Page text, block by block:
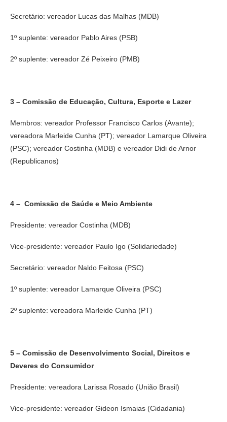
Secretário: vereador Lucas das Malhas (MDB)
1º suplente: vereador Pablo Aires (PSB)
2º suplente: vereador Zé Peixeiro (PMB)
3 – Comissão de Educação, Cultura, Esporte e Lazer
Membros: vereador Professor Francisco Carlos (Avante);
vereadora Marleide Cunha (PT); vereador Lamarque Oliveira
(PSC); vereador Costinha (MDB) e vereador Didi de Arnor
(Republicanos)
4 – Comissão de Saúde e Meio Ambiente
Presidente: vereador Costinha (MDB)
Vice-presidente: vereador Paulo Igo (Solidariedade)
Secretário: vereador Naldo Feitosa (PSC)
1º suplente: vereador Lamarque Oliveira (PSC)
2º suplente: vereadora Marleide Cunha (PT)
5 – Comissão de Desenvolvimento Social, Direitos e
Deveres do Consumidor
Presidente: vereadora Larissa Rosado (União Brasil)
Vice-presidente: vereador Gideon Ismaias (Cidadania)